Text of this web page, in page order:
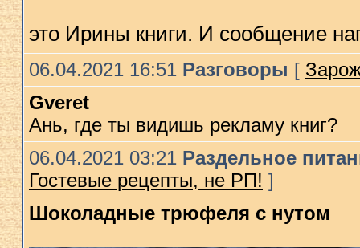
это Ирины книги. И сообщение
06.04.2021 16:51 Разговоры [
Gveret
Ань, где ты видишь рекламу книг?
06.04.2021 03:21 Раздельное
Гостевые рецепты, не РП! ]
Шоколадные трюфеля с нутом